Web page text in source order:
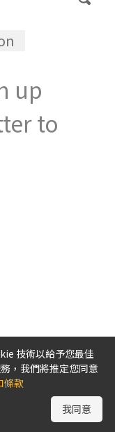
up
to
技術以給予您最佳
，我們將推定您同意
條款
我同意